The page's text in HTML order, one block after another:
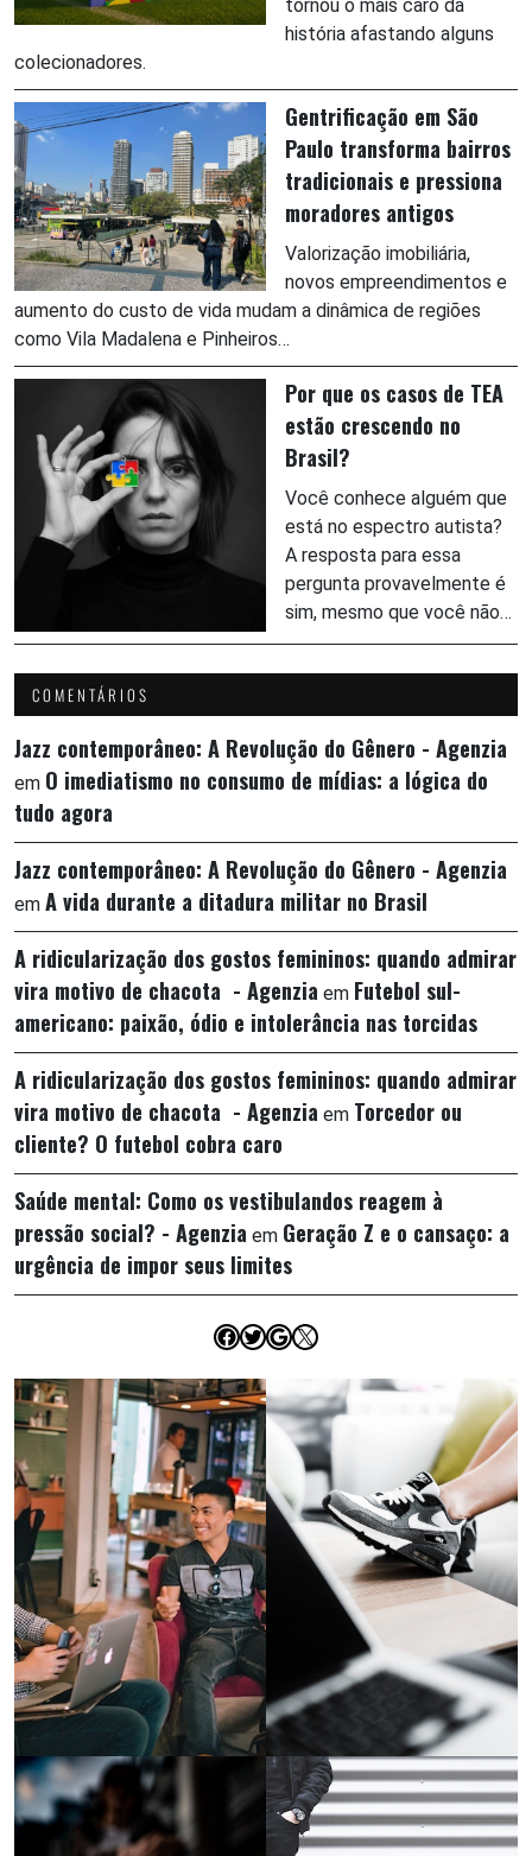
tornou o mais caro da
história afastando alguns
colecionadores.
Gentrificação em São
Paulo transforma bairros
tradicionais e pressiona
moradores antigos
Valorização imobiliária,
novos empreendimentos e
aumento do custo de vida mudam a dinâmica de regiões
como Vila Madalena e Pinheiros…
Por que os casos de TEA
estão crescendo no
Brasil?
Você conhece alguém que
está no espectro autista?
A resposta para essa
pergunta provavelmente é
sim, mesmo que você não…
COMENTÁRIOS
Jazz contemporâneo: A Revolução do Gênero - Agenzia
em O imediatismo no consumo de mídias: a lógica do
tudo agora
Jazz contemporâneo: A Revolução do Gênero - Agenzia
em A vida durante a ditadura militar no Brasil
A ridicularização dos gostos femininos: quando admirar
vira motivo de chacota - Agenzia em Futebol sul-
americano: paixão, ódio e intolerância nas torcidas
A ridicularização dos gostos femininos: quando admirar
vira motivo de chacota - Agenzia em Torcedor ou
cliente? O futebol cobra caro
Saúde mental: Como os vestibulandos reagem à
pressão social? - Agenzia em Geração Z e o cansaço: a
urgência de impor seus limites
Facebook
Twitter
Google
X